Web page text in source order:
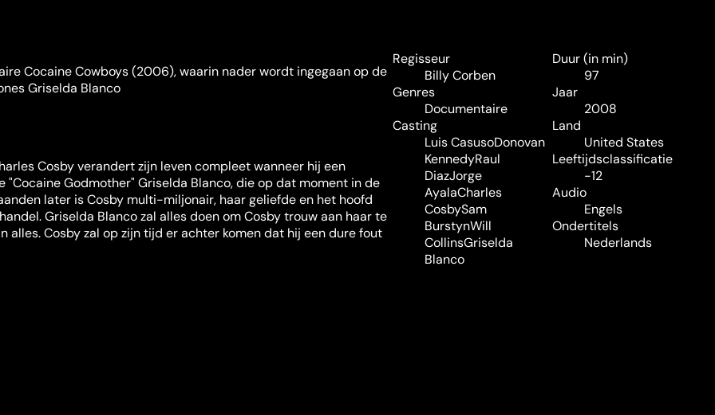
Cocaine Cowboys (2006), waarin nader wordt ingegaan op de
Griselda Blanco
Cosby verandert zijn leven compleet wanneer hij een
"Cocaine Godmother" Griselda Blanco, die op dat moment in de
later is Cosby multi-miljonair, haar geliefde en het hoofd
Griselda Blanco zal alles doen om Cosby trouw aan haar te
alles. Cosby zal op zijn tijd er achter komen dat hij een dure fout
Regisseur
Billy Corben
Genres
Documentaire
Casting
Luis CasusoDonovan
KennedyRaul
DiazJorge
AyalaCharles
CosbySam
BurstynWill
CollinsGriselda
Blanco
Duur (in min)
97
Jaar
2008
Land
United States
Leeftijdsclassificatie
-12
Audio
Engels
Ondertitels
Nederlands